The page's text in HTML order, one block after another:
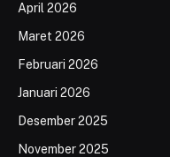
April 2026
Maret 2026
Februari 2026
Januari 2026
Desember 2025
November 2025